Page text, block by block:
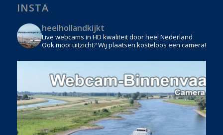
INSTA
heelhollandkijkt
Live webcams in HD kwaliteit door heel Nederland
Ook mooi uitzicht? Wij plaatsen kosteloos een camera!